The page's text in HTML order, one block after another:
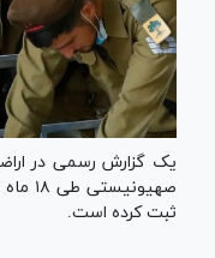
یک گزارش رسمی در
ثبت کرده است.